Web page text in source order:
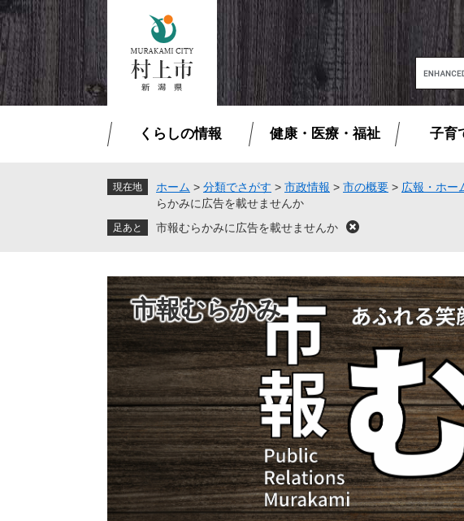
ペ
ー
ジ
の
先
頭
メ
ニ
ュ
ー
を
飛
G
o
o
カ
索
くらしの情報 健康・医療・福祉 子育
現在地 ホーム > 分類でさがす > 市政情報 > 市の概要 > 広報・ホー
らかみに広告を載せませんか
市報むらかみに広告を載せませんか
閉
市報むらかみ